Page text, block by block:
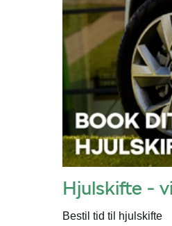
DanmarksHjulskifte -
Bestil tid til hjulskifte